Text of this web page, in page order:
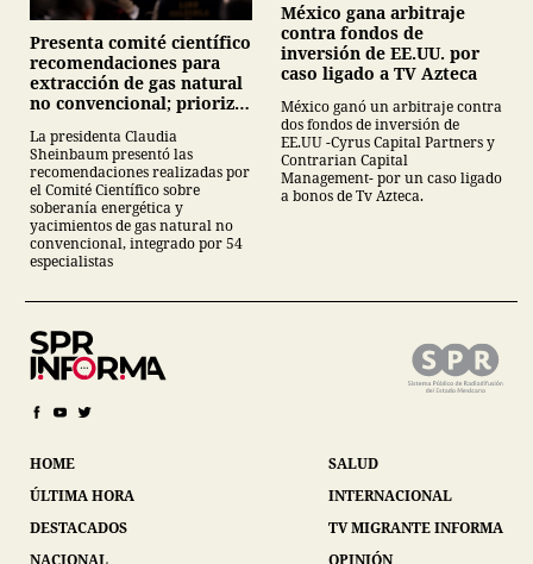
Presenta comité científico
recomendaciones para
extracción de gas natural
no convencional; prioriza
descarta yacimiento
Tampico-Misantla
La presidenta Claudia
Sheinbaum presentó las
recomendaciones realizadas por
el Comité Científico sobre
soberanía energética y
yacimientos de gas natural no
convencional, integrado por 54
especialistas
México gana arbitraje
contra fondos de
inversión de EE.UU. por
caso ligado a TV Azteca
México ganó un arbitraje contra
dos fondos de inversión de
EE.UU -Cyrus Capital Partners y
Contrarian Capital
Management- por un caso ligado
a bonos de Tv Azteca.
HOME
ÚLTIMA HORA
DESTACADOS
SALUD
INTERNACIONAL
TV MIGRANTE INFORMA